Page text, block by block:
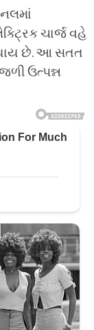
ચાર્જ વહે
થાય છે. આ સતત
ઉત્પન્ન